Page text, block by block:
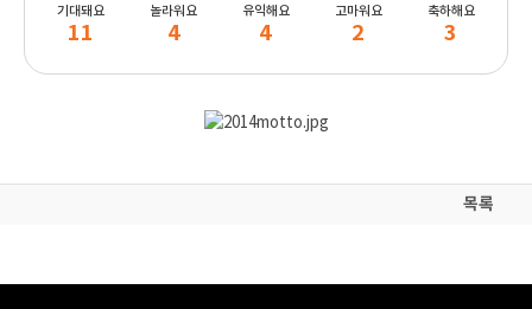
기대돼요
11
놀라워요
4
유익해요
4
고마워요
2
축하해요
3
목록